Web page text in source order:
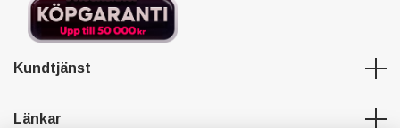
Kundtjänst
Länkar